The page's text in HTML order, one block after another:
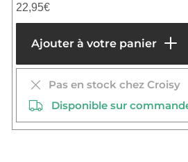
22,95€
Ajouter à votre panier
Pas en stock chez Croisy
Disponible sur